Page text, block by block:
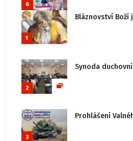
6
1
Bláznovství Boží
2
Synoda
3
Prohlášení